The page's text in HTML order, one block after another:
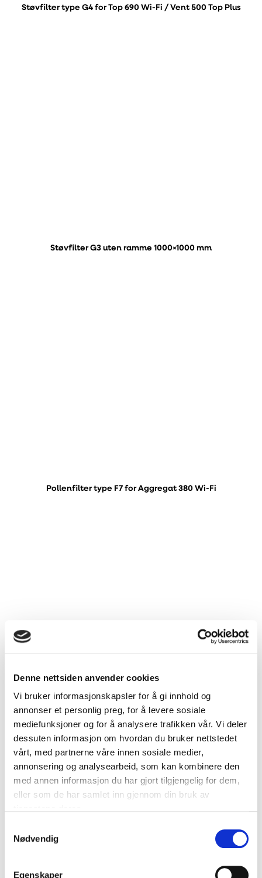
Denne nettsiden anvender cookies
Vi bruker informasjonskapsler for å gi innhold og
annonser et personlig preg, for å levere sosiale
mediefunksjoner og for å analysere trafikken vår. Vi deler
dessuten informasjon om hvordan du bruker nettstedet
vårt, med partnerne våre innen sosiale medier,
annonsering og analysearbeid, som kan kombinere den
med annen informasjon du har gjort tilgjengelig for dem,
eller som de har samlet inn gjennom din bruk av
Nødvendig
Egenskaper
Støvfilter type G4 for Top 690 Wi-Fi / Vent 500 Top Plus
Støvfilter G3 uten ramme 1000×1000 mm
Pollenfilter type F7 for Aggregat 380 Wi-Fi
Pollenfilter type F7 for Top 200 Wi-Fi / Vent
200/225/230 Top Plus